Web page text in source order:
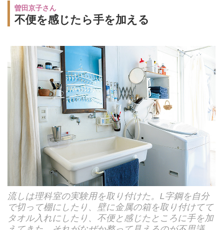
曽田京子さん
不便を感じたら手を加える
流しは理科室の実験用を取り付けた。L字鋼を自分
で切って棚にしたり、壁に金属の箱を取り付けてて
タオル入れにしたり、不便と感じたところに手を加